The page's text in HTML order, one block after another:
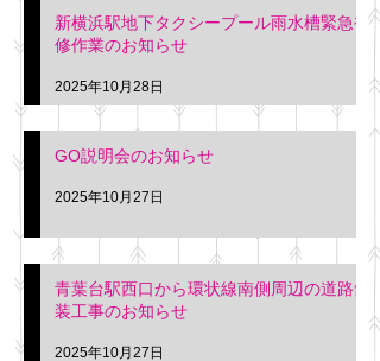
新横浜駅地下タクシープール雨水槽緊急補
修作業のお知らせ
2025年10月28日
GO説明会のお知らせ
2025年10月27日
青葉台駅西口から環状線南側周辺の道路舗
装工事のお知らせ
2025年10月27日